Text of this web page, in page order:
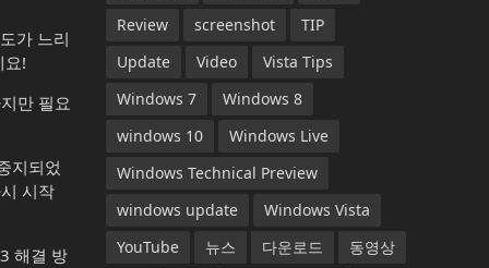
가 느리
요!
만 필요
지되었
시작
해결 방
Review
screenshot
TIP
Update
Video
Vista Tips
Windows 7
Windows 8
windows 10
Windows Live
Windows Technical Preview
windows update
Windows Vista
YouTube
뉴스 다운로드
동영상